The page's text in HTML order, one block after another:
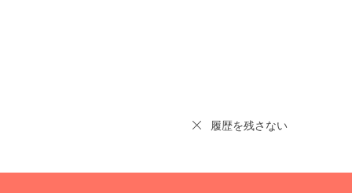
履歴を残さない